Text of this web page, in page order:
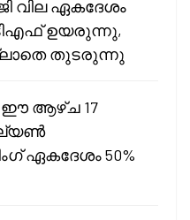
വില ഏകദേശം
ഉയരുന്നു,
തുടരുന്നു
ഈ ആഴ്ച 17
ഏകദേശം 50%